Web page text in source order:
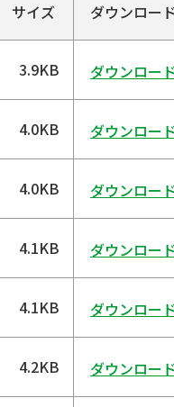
サイズ ダウンロー
3.9KB ダウンロー
4.0KB ダウンロー
4.0KB ダウンロー
4.1KB ダウンロー
4.1KB ダウンロー
4.2KB ダウンロー